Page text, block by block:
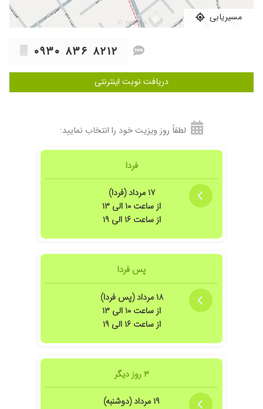
مسیریابی
۰۹۳۰ ۸۳۶ ۸۲۱۲
دریافت نوبت اینترنتی
لطفاً روز ویزیت خود را انتخاب نمایید:
فردا
۱۷ مرداد (فردا)
از ساعت ۱۰ الی ۱۳
از ساعت ۱۶ الی ۱۹
پس فردا
۱۸ مرداد (پس فردا)
از ساعت ۱۰ الی ۱۳
از ساعت ۱۶ الی ۱۹
۳ روز دیگر
۱۹ مرداد (دوشنبه)